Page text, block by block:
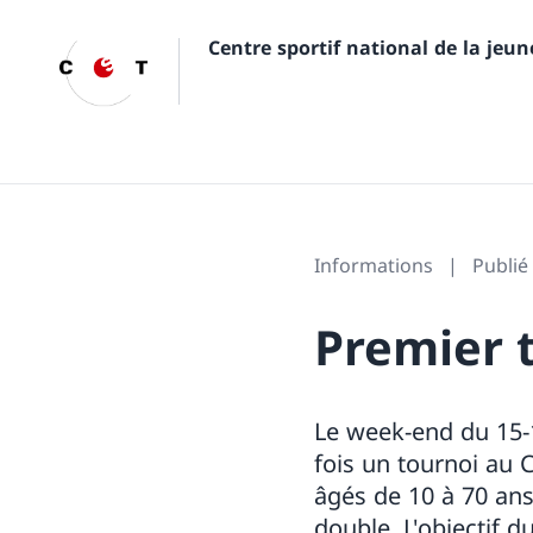
Centre sportif national de la
Informations
Premier
Le week-end du
fois un tournoi au
âgés de 10 à 70